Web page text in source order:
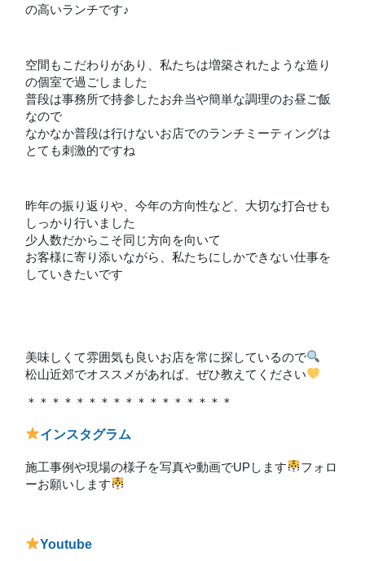
の高いランチです♪
空間もこだわりがあり、私たちは増築されたような造り
の個室で過ごしました
普段は事務所で持参したお弁当や簡単な調理のお昼ご飯
なので
なかなか普段は行けないお店でのランチミーティングは
とても刺激的ですね
昨年の振り返りや、今年の方向性など、大切な打合せも
しっかり行いました
少人数だからこそ同じ方向を向いて
お客様に寄り添いながら、私たちにしかできない仕事を
していきたいです
美味しくて雰囲気も良いお店を常に探しているので
松山近郊でオススメがあれば、ぜひ教えてください
＊＊＊＊＊＊＊＊＊＊＊＊＊＊＊＊＊
インスタグラム
施工事例や現場の様子を写真や動画でUPします
フォロ
ーお願いします
Youtube